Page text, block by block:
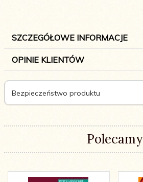
SZCZEGÓŁOWE INFORMACJE
OPINIE KLIENTÓW
Bezpieczeństwo produktu
Polecamy